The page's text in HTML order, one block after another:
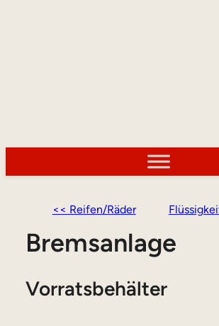
<< Reifen/Räder
Bremsanlage
Vorratsbehälter